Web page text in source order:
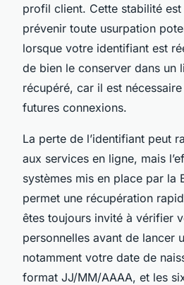
profil client. Cette stabilité
prévenir toute usurpation
lorsque votre identifiant est
de bien le conserver dans un
récupéré, car il est
futures connexions.
La perte de l’identifiant peut
aux services en ligne, mais
systèmes mis en place par la
permet une récupération
êtes toujours invité à vérifier
personnelles avant de lancer
notamment votre date de
format JJ/MM/AAAA, et les